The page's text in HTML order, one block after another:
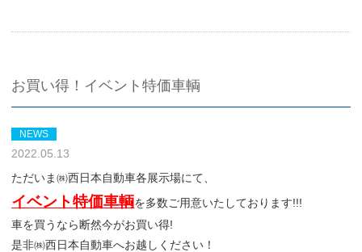
お買い得！イベント特価車輌
NEWS
2022.05.13
ただいま㈱西日本自動車各展示場にて、
イベント特価車輌を多数ご用意いたしております!!!
車を買うなら断然今がお買い得!
是非㈱西日本自動車へお越しください！